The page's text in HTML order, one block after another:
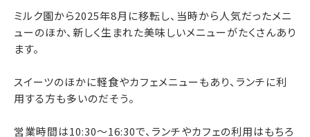
ミルク園から2025年8月に移転し、当時から人気だったメニ
ューのほか、新しく生まれた美味しいメニューがたくさんあり
ます。
スイーツのほかに軽食やカフェメニューもあり、ランチに利
用する方も多いのだそう。
営業時間は10:30〜16:30で、ランチやカフェの利用はもちろ